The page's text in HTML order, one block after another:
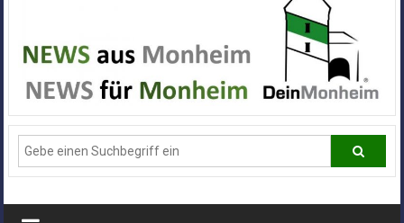
Alle
News
aus
Deiner
Stadt
Monheim